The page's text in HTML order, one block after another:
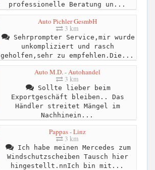
professionelle Beratung un...
Auto Pichler GesmbH
3 km
Sehrprompter Service,mir wurde
unkompliziert und rasch
geholfen,sehr zu empfehlen.Die...
Auto M.D. - Autohandel
3 km
Sollte lieber beim
Exportgeschäft bleiben.. Das
Händler streitet Mängel im
Nachhinein...
Pappas - Linz
3 km
Ich habe meinen Mercedes zum
Windschutzscheiben Tausch hier
hingestellt.nnIch bin mit...